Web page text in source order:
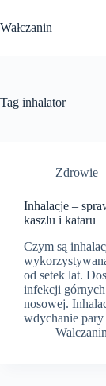
do
treści
Wałczanin
Tag inhalator
Zdrowie
Inhalacje –
kaszlu i kataru
Czym są
od setek lat.
infekcji
nosowej.
wdychanie